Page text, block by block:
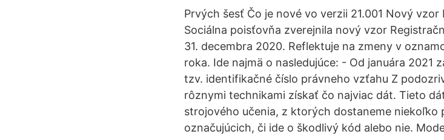
Prvých šesť Čo je nové vo verzii 21.001 Nový
Sociálna poisťovňa zverejnila nový vzor
31. decembra 2020. Reflektuje na zmeny v
roka. Ide najmä o nasledujúce: - Od januára 2021
tzv. identifikačné číslo právneho vzťahu Z
rôznymi technikami získať čo najviac dát. Tieto
strojového učenia, z ktorých dostaneme
označujúcich, či ide o škodlivý kód alebo nie.